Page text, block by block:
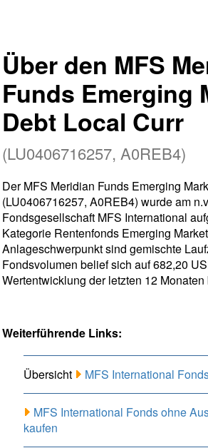
Über den MFS
Funds Emerging
Debt Local Curr
(LU0406716257, A0REB4)
Der MFS Meridian Funds Emerging
(LU0406716257, A0REB4) wurde am
Fondsgesellschaft MFS International
Kategorie Rentenfonds Emerging
Anlageschwerpunkt sind gemischte
Fondsvolumen belief sich auf 682,20
Wertentwicklung der letzten 12 Monaten
Weiterführende Links:
Übersicht MFS International
MFS International Fonds ohne
kaufen